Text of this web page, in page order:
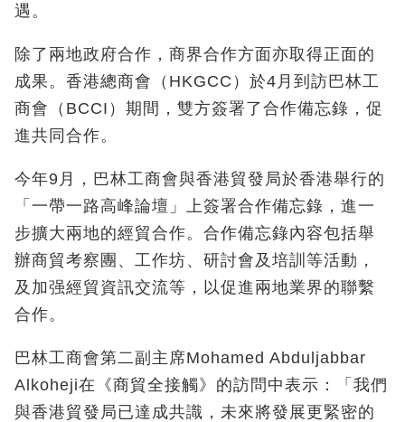
遇。
除了兩地政府合作，商界合作方面亦取得正面的
成果。香港總商會（HKGCC）於4月到訪巴林工
商會（BCCI）期間，雙方簽署了合作備忘錄，促
進共同合作。
今年9月，巴林工商會與香港貿發局於香港舉行的
「一帶一路高峰論壇」上簽署合作備忘錄，進一
步擴大兩地的經貿合作。合作備忘錄內容包括舉
辦商貿考察團、工作坊、研討會及培訓等活動，
及加强經貿資訊交流等，以促進兩地業界的聯繫
合作。
巴林工商會第二副主席Mohamed Abduljabbar
Alkoheji在《商貿全接觸》的訪問中表示：「我們
與香港貿發局已達成共識，未來將發展更緊密的